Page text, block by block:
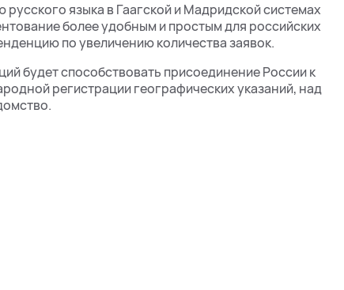
языка в Гаагской и Мадридской системах
более удобным и простым для российских
по увеличению количества заявок.
будет способствовать присоединение России к
регистрации географических указаний, над